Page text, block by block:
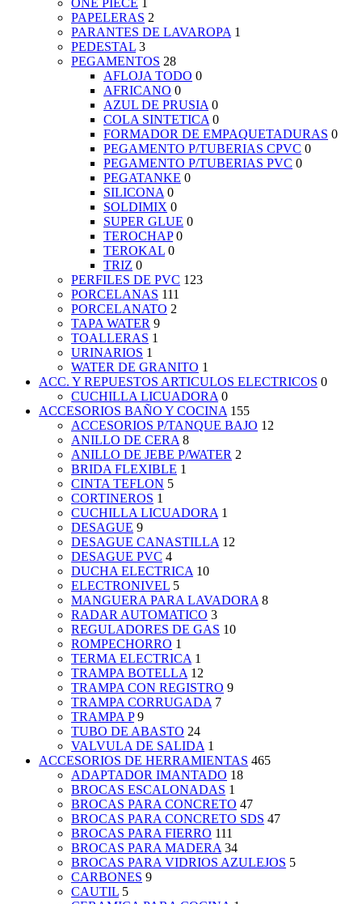
ONE PIECE 1
PAPELERAS 2
PARANTES DE LAVAROPA 1
PEDESTAL 3
PEGAMENTOS 28
AFLOJA TODO 0
AFRICANO 0
AZUL DE PRUSIA 0
COLA SINTETICA 0
FORMADOR DE EMPAQUETADURAS 0
PEGAMENTO P/TUBERIAS CPVC 0
PEGAMENTO P/TUBERIAS PVC 0
PEGATANKE 0
SILICONA 0
SOLDIMIX 0
SUPER GLUE 0
TEROCHAP 0
TEROKAL 0
TRIZ 0
PERFILES DE PVC 123
PORCELANAS 111
PORCELANATO 2
TAPA WATER 9
TOALLERAS 1
URINARIOS 1
WATER DE GRANITO 1
ACC. Y REPUESTOS ARTICULOS ELECTRICOS 0
CUCHILLA LICUADORA 0
ACCESORIOS BAÑO Y COCINA 155
ACCESORIOS P/TANQUE BAJO 12
ANILLO DE CERA 8
ANILLO DE JEBE P/WATER 2
BRIDA FLEXIBLE 1
CINTA TEFLON 5
CORTINEROS 1
CUCHILLA LICUADORA 1
DESAGUE 9
DESAGUE CANASTILLA 12
DESAGUE PVC 4
DUCHA ELECTRICA 10
ELECTRONIVEL 5
MANGUERA PARA LAVADORA 8
RADAR AUTOMATICO 3
REGULADORES DE GAS 10
ROMPECHORRO 1
TERMA ELECTRICA 1
TRAMPA BOTELLA 12
TRAMPA CON REGISTRO 9
TRAMPA CORRUGADA 7
TRAMPA P 9
TUBO DE ABASTO 24
VALVULA DE SALIDA 1
ACCESORIOS DE HERRAMIENTAS 465
ADAPTADOR IMANTADO 18
BROCAS ESCALONADAS 1
BROCAS PARA CONCRETO 47
BROCAS PARA CONCRETO SDS 47
BROCAS PARA FIERRO 111
BROCAS PARA MADERA 34
BROCAS PARA VIDRIOS AZULEJOS 5
CARBONES 9
CAUTIL 5